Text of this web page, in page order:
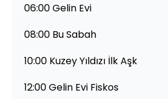
06:00 Gelin Evi
08:00 Bu Sabah
10:00 Kuzey Yıldızı İlk Aşk
12:00 Gelin Evi Fiskos